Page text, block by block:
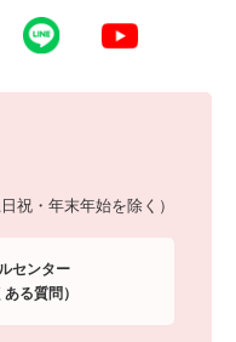
祝・年末年始を除く）
センター
ある質問）